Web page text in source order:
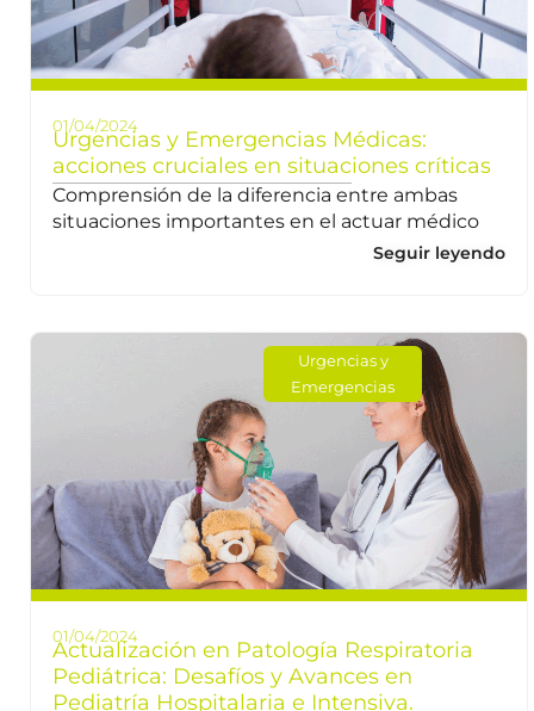
01/04/2024
Urgencias y Emergencias Médicas:
acciones cruciales en situaciones críticas
Comprensión de la diferencia entre ambas
situaciones importantes en el actuar médico
Seguir leyendo
Urgencias y
Emergencias
01/04/2024
Actualización en Patología Respiratoria
Pediátrica: Desafíos y Avances en
Pediatría Hospitalaria e Intensiva.